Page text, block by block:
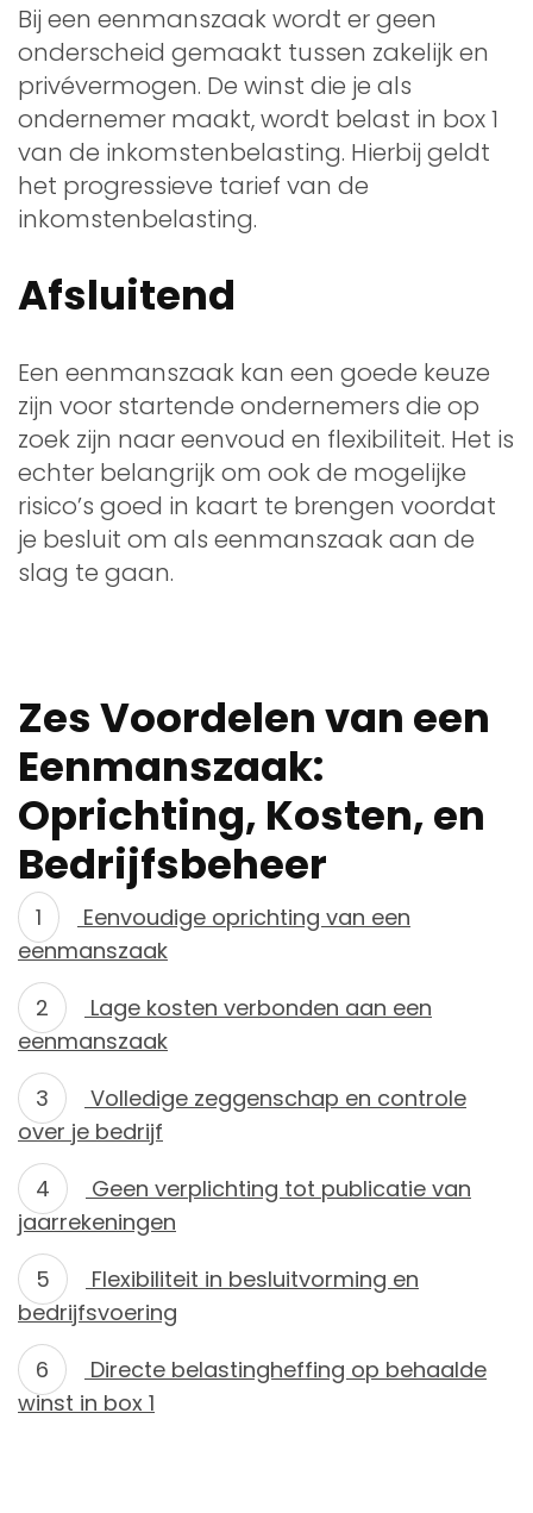
Bij een eenmanszaak wordt er geen
onderscheid gemaakt tussen zakelijk en
privévermogen. De winst die je als
ondernemer maakt, wordt belast in box 1
van de inkomstenbelasting. Hierbij geldt
het progressieve tarief van de
inkomstenbelasting.
Afsluitend
Een eenmanszaak kan een goede keuze
zijn voor startende ondernemers die op
zoek zijn naar eenvoud en flexibiliteit. Het is
echter belangrijk om ook de mogelijke
risico’s goed in kaart te brengen voordat
je besluit om als eenmanszaak aan de
slag te gaan.
Zes Voordelen van een
Eenmanszaak:
Oprichting, Kosten, en
Bedrijfsbeheer
Eenvoudige oprichting van een
eenmanszaak
Lage kosten verbonden aan een
eenmanszaak
Volledige zeggenschap en controle
over je bedrijf
Geen verplichting tot publicatie van
jaarrekeningen
Flexibiliteit in besluitvorming en
bedrijfsvoering
Directe belastingheffing op behaalde
winst in box 1